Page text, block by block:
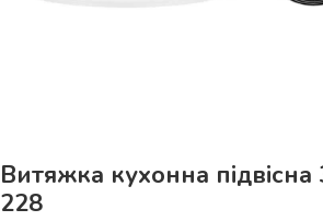
Витяжка кухонна підвісна
228